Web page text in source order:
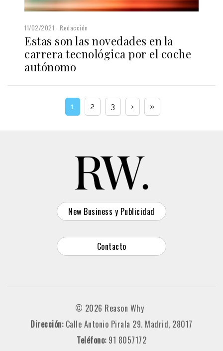
11/02/2021 Redacción
Estas son las novedades en la
carrera tecnológica por el coche
autónomo
1 2 3 › »
New Business y Publicidad
Contacto
© 2026 Reason Why
Dirección: Calle Antonio Pirala 29. Madrid, 28017
Teléfono: 91 8057172